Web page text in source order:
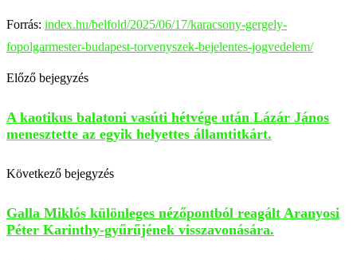
Forrás: index.hu/belfold/2025/06/17/karacsony-gergely-
fopolgarmester-budapest-torvenyszek-bejelentes-jogvedelem/
Előző bejegyzés
A kaotikus balatoni vasúti hétvége után Lázár János
menesztette az egyik helyettes államtitkárt.
Következő bejegyzés
Galla Miklós különleges nézőpontból reagált Aranyosi
Péter Karinthy-gyűrűjének visszavonására.